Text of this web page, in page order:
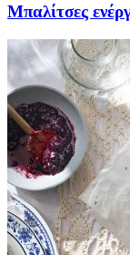
Μπαλίτσες